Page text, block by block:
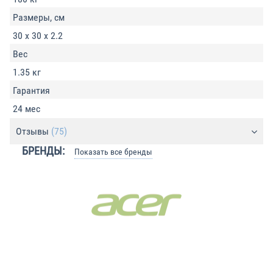
Размеры, см
30 x 30 x 2.2
Вес
1.35 кг
Гарантия
24 мес
Отзывы (75)
БРЕНДЫ: Показать все бренды